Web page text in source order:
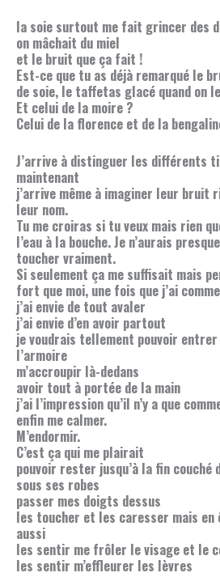
la soie surtout me fait grincer des
on mâchait du miel
et le bruit que ça fait !
Est-ce que tu as déjà remarqué le
de soie, le taffetas glacé quand on
Et celui de la moire ?
Celui de la florence et de la
J’arrive à distinguer les différents
maintenant
j’arrive même à imaginer leur bruit
leur nom.
Tu me croiras si tu veux mais rien
l’eau à la bouche. Je n’aurais
toucher vraiment.
Si seulement ça me suffisait mais
fort que moi, une fois que j’ai
j’ai envie de tout avaler
j’ai envie d’en avoir partout
je voudrais tellement pouvoir
l’armoire
m’accroupir là-dedans
avoir tout à portée de la main
j’ai l’impression qu’il n’y a que
enfin me calmer.
M’endormir.
C’est ça qui me plairait
pouvoir rester jusqu’à la fin couché
sous ses robes
passer mes doigts dessus
les toucher et les caresser mais
aussi
les sentir me frôler le visage et le
les sentir m’effleurer les lèvres